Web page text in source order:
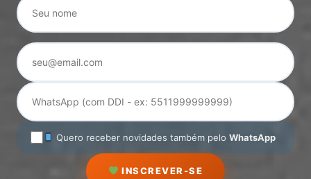
Quero receber novidades também pelo WhatsApp
INSCREVER-SE